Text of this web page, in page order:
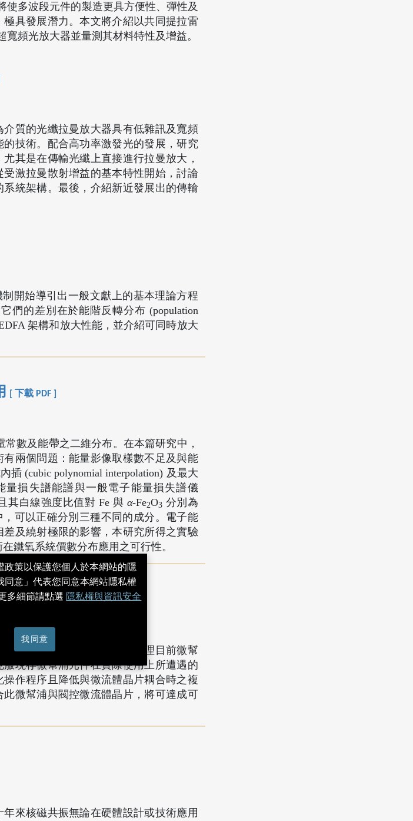
使多波段元件的製造更具方便性、彈性及
具發展潛力。本文將介紹以共同提拉雷
寬頻光放大器並量測其材料特性及增益。
質的光纖拉曼放大器具有低雜訊及寬頻
技術。配合高功率激發光的發展，研究
其是在傳輸光纖上直接進行拉曼放大，
激拉曼散射增益的基本特性開始，討論
統架構。最後，介紹新近發展出的傳輸
開始導引出一般文獻上的基本理論方程
們的差別在於能階反轉分布 (population
架構和放大性能，並介紹可同時放大
[ 下載 PDF ]
常數及能帶之二維分布。在本篇研究中，
兩個問題：能量影像取樣數不足及與能
(cubic polynomial interpolation) 及最大
損失譜能譜與一般電子能量損失譜儀
其白線強度比值對 Fe 與 α-Fe2O3分別為
，可以正確分別三種不同的成分。電子能
及繞射極限的影響，本研究所得之實驗
鐵氧系統價數分布應用之可行性。
為及反應程序。本文歸納整理目前微幫
現存微幫浦元件在實際使用上所遭遇的
作程序且降低與微流體晶片耦合時之複
微幫浦與閥控微流體晶片，將可達成可
來核磁共振無論在硬體設計或技術應用
政策以保護您個人於本網站的隱
同意」代表您同意本網站隱私權
多細節請點選 隱私權與資訊安全
我同意